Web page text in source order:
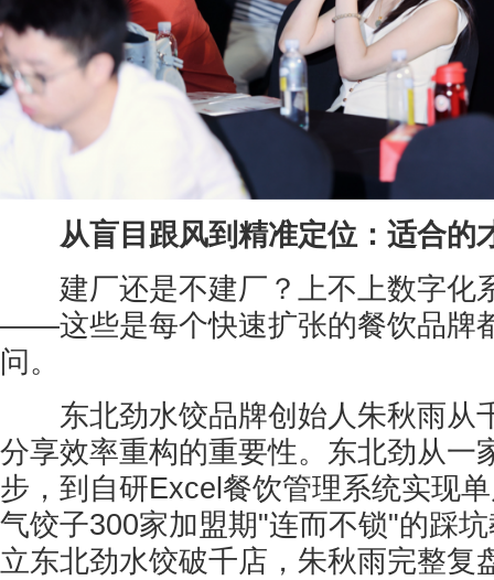
从盲目跟风到精准定位：适合的
建厂还是不建厂？上不上数字化
——这些是每个快速扩张的餐饮品牌
问。
东北劲水饺品牌创始人朱秋雨从
分享效率重构的重要性。东北劲从一
步，到自研Excel餐饮管理系统实现
气饺子300家加盟期"连而不锁"的踩
立东北劲水饺破千店，朱秋雨完整复